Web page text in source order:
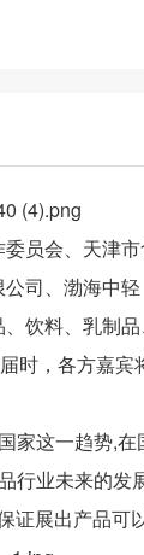
员会、天津
司、渤海中
饮料、乳制
时，各方嘉
家这一趋势,
业未来的
展出产品可